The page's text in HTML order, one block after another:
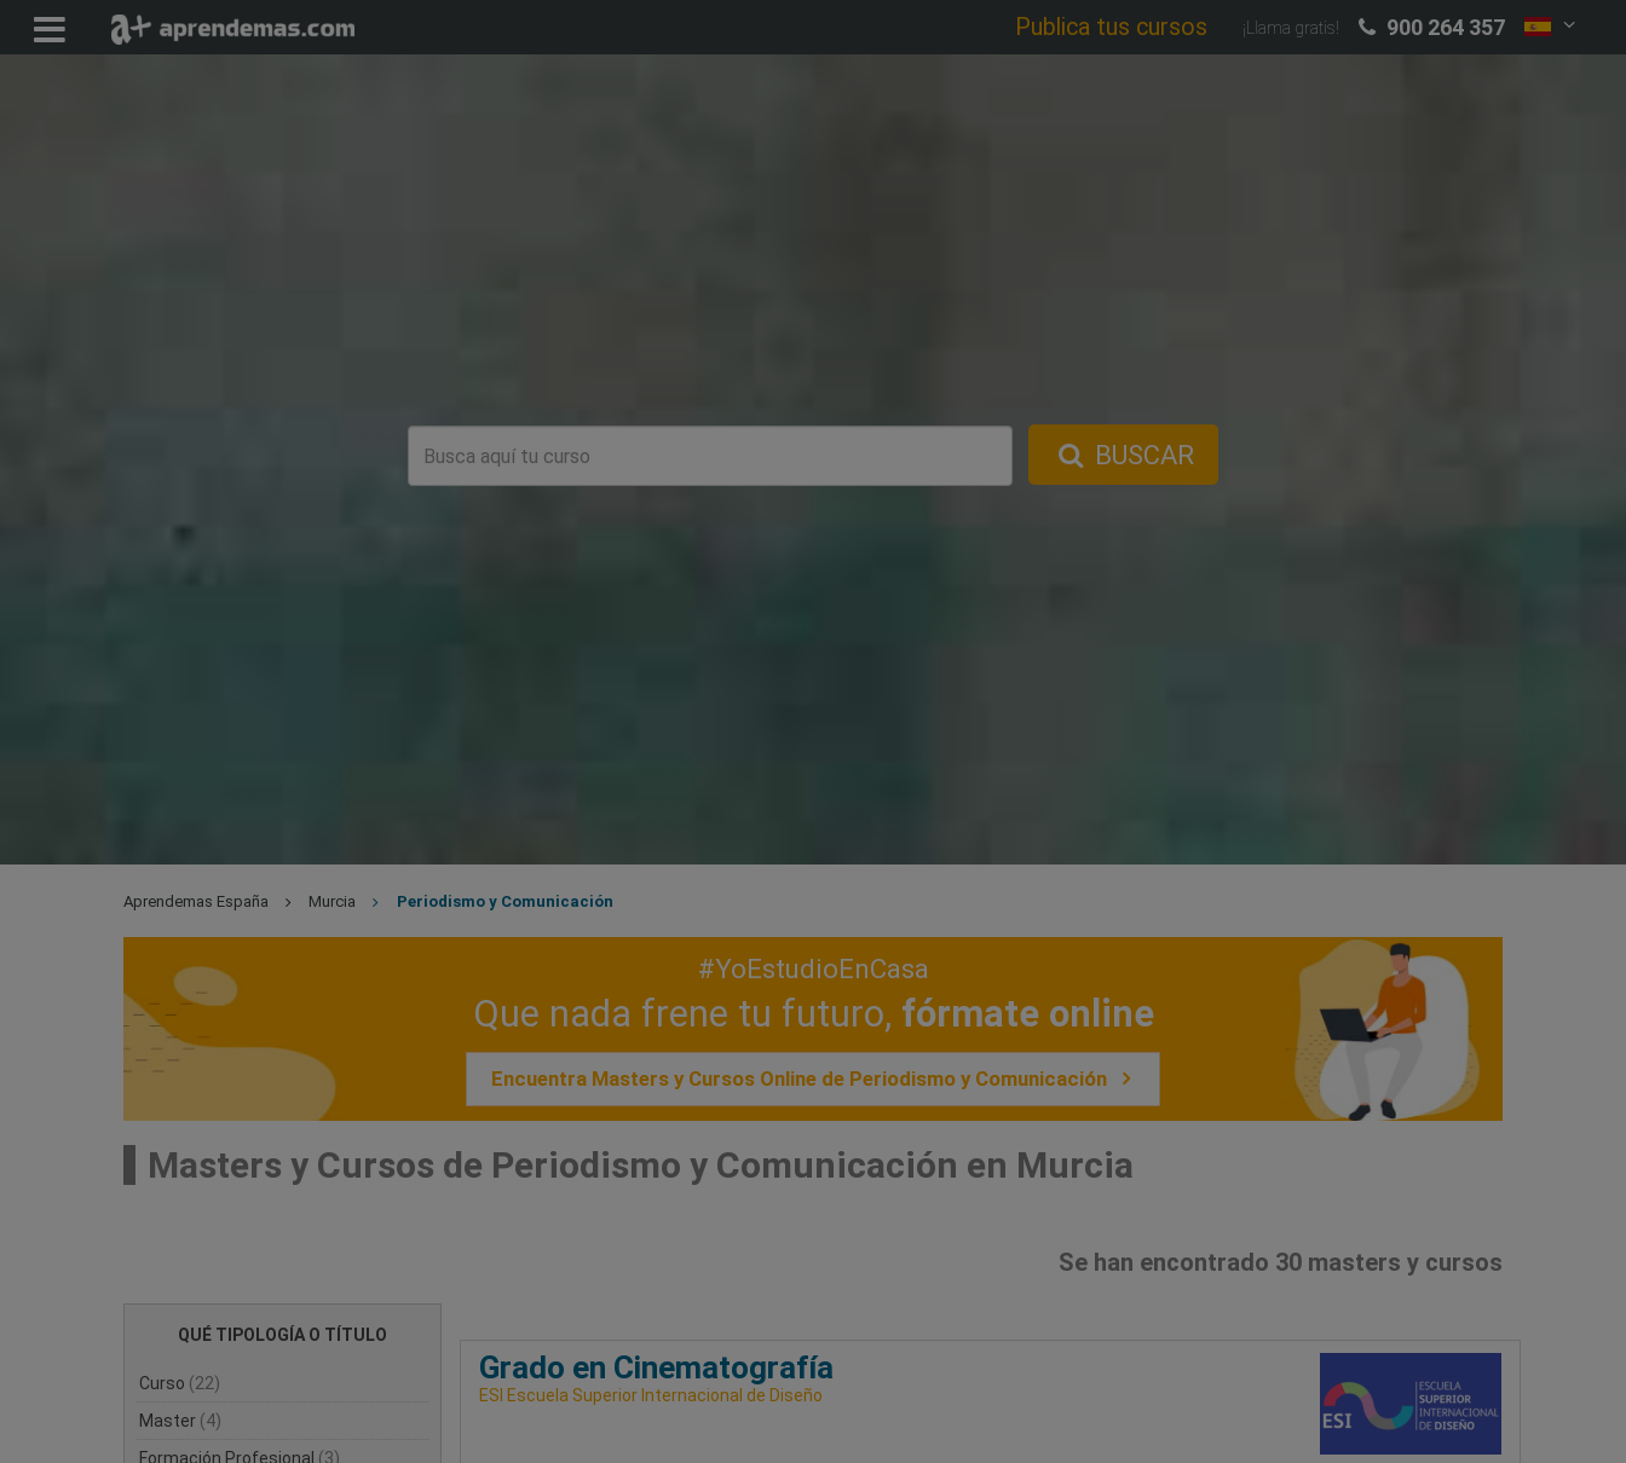
Publica tus cursos ¡Llama gratis! 900 264 357
BUSCAR
Aprendemas España Murcia Periodismo y Comunicación
#YoEstudioEnCasa
Que nada frene tu futuro, fórmate online
Encuentra Masters y Cursos Online de Periodismo y Comunicación
Masters y Cursos de Periodismo y Comunicación en Murcia
Se han encontrado 30 masters y cursos
QUÉ TIPOLOGÍA O TÍTULO
Curso (22)
Master (4)
Formación Profesional (3)
Grado en Cinematografía
ESI Escuela Superior Internacional de Diseño